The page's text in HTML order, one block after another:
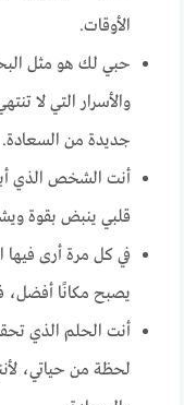
الأوقات.
حبي لك هو مثل
والأسرار التي لا
جديدة من السعادة.
أنت الشخص الذي
قلبي ينبض بقوة
في كل مرة أرى فيها
يصبح مكانًا أفضل،
أنت الحلم الذي
لحظة من حياتي،